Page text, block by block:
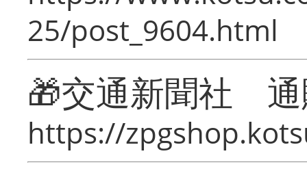
25/post_9604.html
🎁交通新聞社
https://